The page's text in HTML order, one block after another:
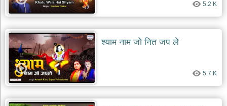
5.2 K
श्याम नाम जो नित जप ले
5.7 K